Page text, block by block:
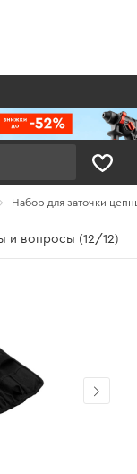
Набор для заточки
и вопросы (12/12)